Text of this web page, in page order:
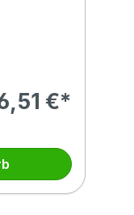
€*